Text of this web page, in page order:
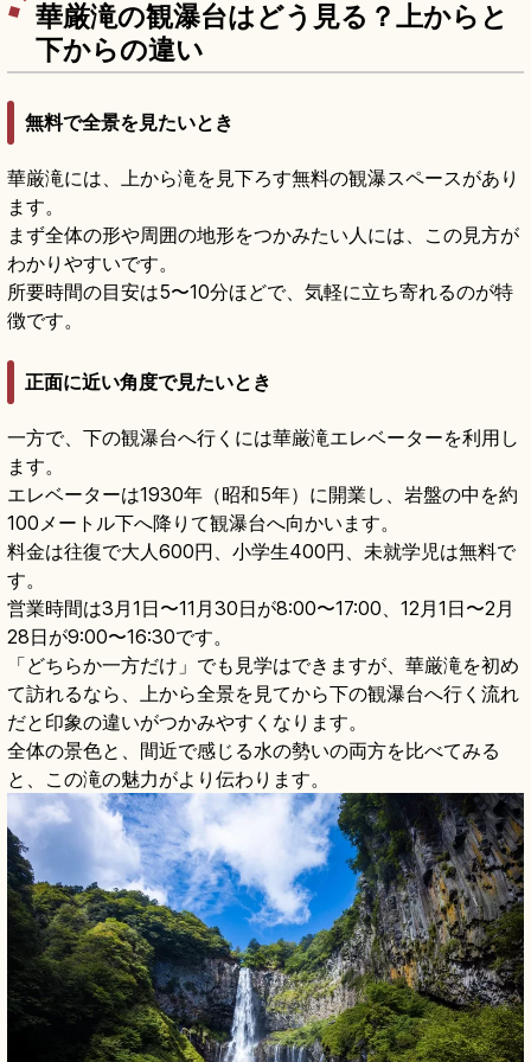
華厳滝の観瀑台はどう見る？上からと
下からの違い
無料で全景を見たいとき
華厳滝には、上から滝を見下ろす無料の観瀑スペースがあり
ます。
まず全体の形や周囲の地形をつかみたい人には、この見方が
わかりやすいです。
所要時間の目安は5〜10分ほどで、気軽に立ち寄れるのが特
徴です。
正面に近い角度で見たいとき
一方で、下の観瀑台へ行くには華厳滝エレベーターを利用し
ます。
エレベーターは1930年（昭和5年）に開業し、岩盤の中を約
100メートル下へ降りて観瀑台へ向かいます。
料金は往復で大人600円、小学生400円、未就学児は無料で
す。
営業時間は3月1日〜11月30日が8:00〜17:00、12月1日〜2月
28日が9:00〜16:30です。
「どちらか一方だけ」でも見学はできますが、華厳滝を初め
て訪れるなら、上から全景を見てから下の観瀑台へ行く流れ
だと印象の違いがつかみやすくなります。
全体の景色と、間近で感じる水の勢いの両方を比べてみる
と、この滝の魅力がより伝わります。